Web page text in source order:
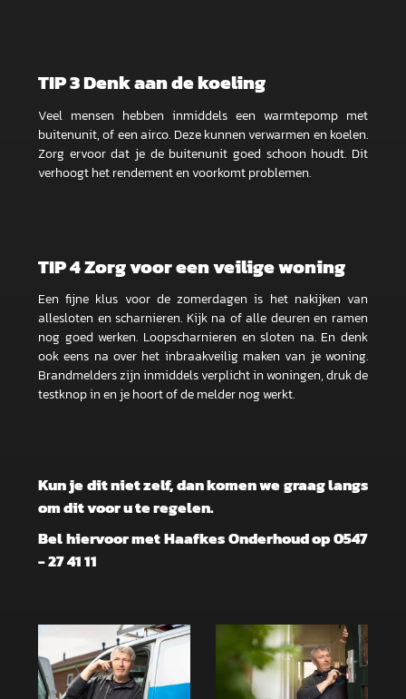
TIP 3 Denk aan de koeling
Veel mensen hebben inmiddels een warmtepomp met
buitenunit, of een airco. Deze kunnen verwarmen en koelen.
Zorg ervoor dat je de buitenunit goed schoon houdt. Dit
verhoogt het rendement en voorkomt problemen.
TIP 4 Zorg voor een veilige woning
Een fijne klus voor de zomerdagen is het nakijken van
allesloten en scharnieren. Kijk na of alle deuren en ramen
nog goed werken. Loopscharnieren en sloten na. En denk
ook eens na over het inbraakveilig maken van je woning.
Brandmelders zijn inmiddels verplicht in woningen, druk de
testknop in en je hoort of de melder nog werkt.
Kun je dit niet zelf, dan komen we graag langs
om dit voor u te regelen.
Bel hiervoor met Haafkes Onderhoud op 0547
- 27 41 11